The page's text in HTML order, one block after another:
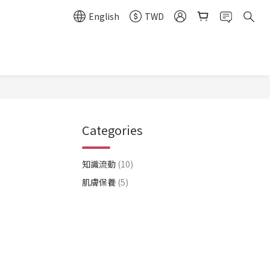
English TWD
Categories
知識流動 (10)
肌膚保養 (5)